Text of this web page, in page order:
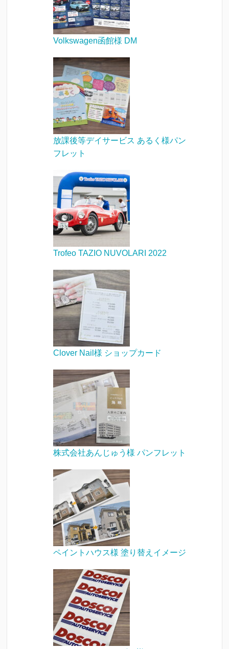
Volkswagen函館様 DM
放課後等デイサービス あるく様パン
フレット
Trofeo TAZIO NUVOLARI 2022
Clover Nail様 ショップカード
株式会社あんじゅう様 パンフレット
ペイントハウス様 塗り替えイメージ